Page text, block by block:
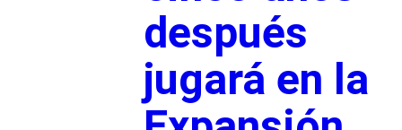
después
jugará en la